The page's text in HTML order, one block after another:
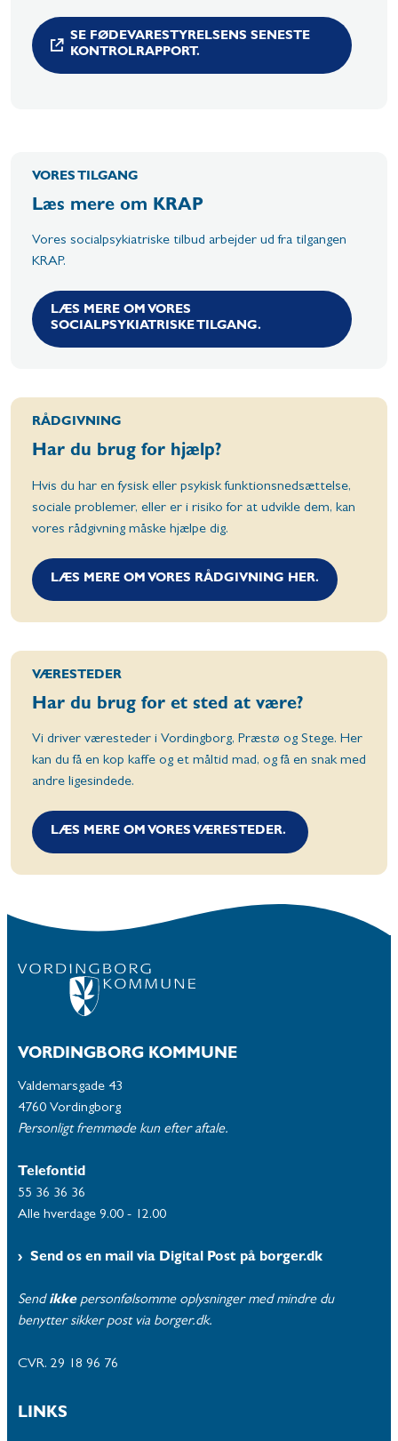
SE FØDEVARESTYRELSENS SENESTE
KONTROLRAPPORT.
VORES TILGANG
Læs mere om KRAP
Vores socialpsykiatriske tilbud arbejder ud fra tilgangen
KRAP.
LÆS MERE OM VORES
SOCIALPSYKIATRISKE TILGANG.
RÅDGIVNING
Har du brug for hjælp?
Hvis du har en fysisk eller psykisk funktionsnedsættelse,
sociale problemer, eller er i risiko for at udvikle dem, kan
vores rådgivning måske hjælpe dig.
LÆS MERE OM VORES RÅDGIVNING HER.
VÆRESTEDER
Har du brug for et sted at være?
Vi driver væresteder i Vordingborg, Præstø og Stege. Her
kan du få en kop kaffe og et måltid mad, og få en snak med
andre ligesindede.
LÆS MERE OM VORES VÆRESTEDER.
VORDINGBORG KOMMUNE
Valdemarsgade 43
4760 Vordingborg
Personligt fremmøde kun efter aftale.
Telefontid
55 36 36 36
Alle hverdage 9.00 - 12.00
Send os en mail via Digital Post på borger.dk
Send ikke personfølsomme oplysninger med mindre du
benytter sikker post via borger.dk.
CVR. 29 18 96 76
LINKS